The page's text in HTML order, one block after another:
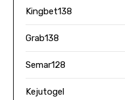
Kingbet138
Grab138
Semar128
Kejutogel